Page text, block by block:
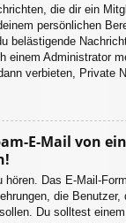
die dir ein
persönlichen
belästigende
einem Administrator
verbieten, Private
E-Mail von
hören. Das E-Mail-
die
Du solltest